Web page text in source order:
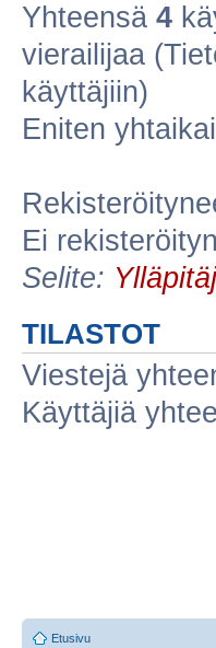
Yhteensä 4
vierailijaa
käyttäjiin)
Eniten
Ei
Selite:
TILASTOT
Viestejä
Käyttäjiä
Etusivu